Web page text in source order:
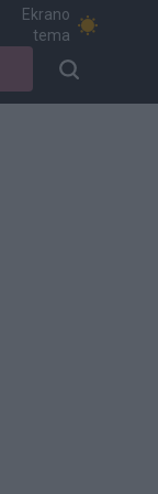
Ekrano
tema